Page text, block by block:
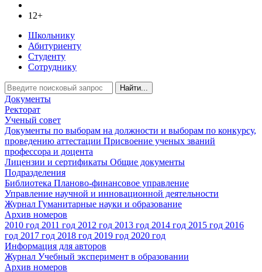
12+
Школьнику
Абитуриенту
Студенту
Сотруднику
Найти...
Документы
Ректорат
Ученый совет
Документы по выборам на должности и выборам по конкурсу,
проведению аттестации Присвоение ученых званий
профессора и доцента
Лицензии и сертификаты Общие документы
Подразделения
Библиотека Планово-финансовое управление
Управление научной и инновационной деятельности
Журнал Гуманитарные науки и образование
Архив номеров
2010 год 2011 год 2012 год 2013 год 2014 год 2015 год 2016
год 2017 год 2018 год 2019 год 2020 год
Информация для авторов
Журнал Учебный эксперимент в образовании
Архив номеров